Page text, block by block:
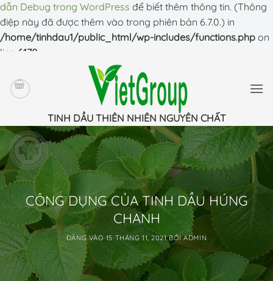
dẫn Debug trong WordPress để biết thêm thông tin. (Thông
điệp này đã được thêm vào trong phiên bản 6.7.0.) in
/home/tinhdau1/public_html/wp-includes/functions.php on
line 6170
qua
nội
TINH DẦU THIÊN NHIÊN NGUYÊN CHẤT
CÔNG DỤNG CỦA TINH DẦU HÚNG
CHANH
ĐĂNG VÀO 15 THÁNG 11, 2021 BỞIADMIN